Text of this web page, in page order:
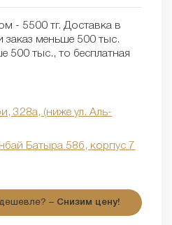
- 5500 тг. Доставка в
заказ меньше 500 тыс.
500 тыс., то бесплатная
328а, (ниже ул. Аль-
Батыра 58б, корпус 7
– Снизим цену!